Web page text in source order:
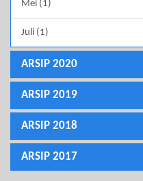
Mei (1)
Juli (1)
ARSIP 2020
ARSIP 2019
ARSIP 2018
ARSIP 2017